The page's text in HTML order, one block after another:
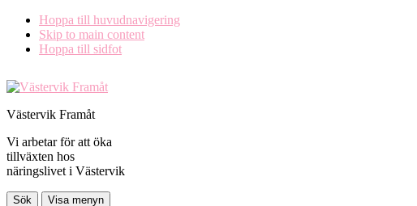
Hoppa till huvudnavigering
Skip to main content
Hoppa till sidfot
Västervik Framåt
Vi arbetar för att öka
tillväxten hos
näringslivet i Västervik
Sök Visa menyn